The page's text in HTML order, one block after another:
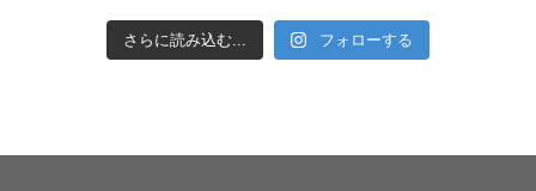
さらに読み込む... フォローする